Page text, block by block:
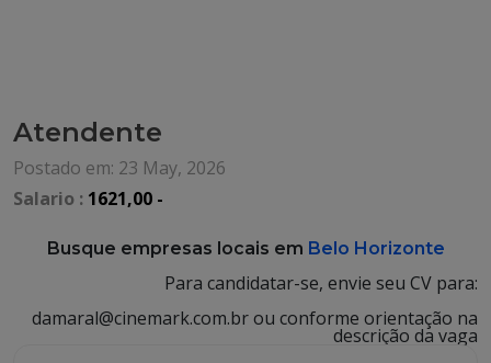
Atendente
Postado em: 23 May, 2026
Salario : 1621,00 -
Busque empresas locais em Belo Horizonte
Para candidatar-se, envie seu CV para:
damaral@cinemark.com.br ou conforme orientação na
descrição da vaga